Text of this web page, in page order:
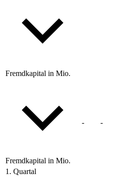
Fremdkapital in Mio.
Fremdkapital in Mio.
- -
1. Quartal